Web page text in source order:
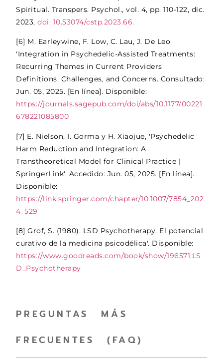
Spiritual. Transpers. Psychol., vol. 4, pp. 110-122, dic.
2023,doi: 10.53074/cstp.2023.66.
[6] M. Earleywine, F. Low, C. Lau, J. De Leo
'Integration in Psychedelic-Assisted Treatments:
Recurring Themes in Current Providers'
Definitions, Challenges, and Concerns. Consultado:
Jun. 05, 2025. [En línea]. Disponible:
https://journals.sagepub.com/doi/abs/10.1177/00221
678221085800
[7] E. Nielson, I. Gorma y H. Xiaojue, 'Psychedelic
Harm Reduction and Integration: A
Transtheoretical Model for Clinical Practice |
SpringerLink'. Accedido: Jun. 05, 2025. [En línea].
Disponible:
https://link.springer.com/chapter/10.1007/7854_202
4_529
[8] Grof, S. (1980). LSD Psychotherapy. El potencial
curativo de la medicina psicodélica'. Disponible:
https://www.goodreads.com/book/show/196571.LS
D_Psychotherapy
PREGUNTAS MÁS
FRECUENTES (FAQ)